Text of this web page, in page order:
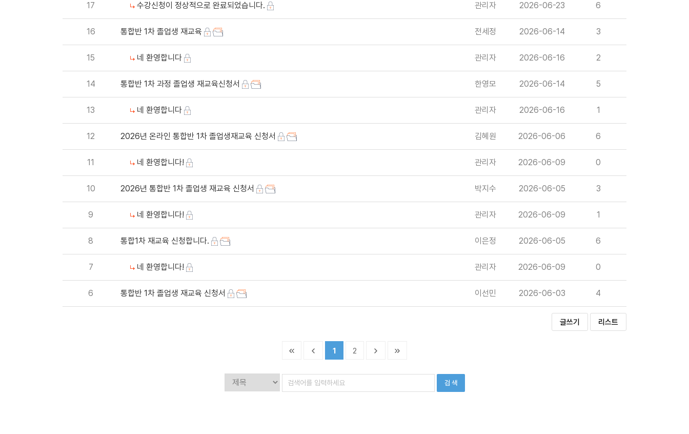
17 수강신청이 정상적으로 완료되었습니다. 관리자 2026-06-23 6
16 통합반 1차 졸업생 재교육 전세정 2026-06-14 3
15 네 환영합니다 관리자 2026-06-16 2
14 통합반 1차 과정 졸업생 재교육신청서 한영모 2026-06-14 5
13 네 환영합니다 관리자 2026-06-16 1
12 2026년 온라인 통합반 1차 졸업생재교육 신청서 김혜원 2026-06-06 6
11 네 환영합니다! 관리자 2026-06-09 0
10 2026년 통합반 1차 졸업생 재교육 신청서 박지수 2026-06-05 3
9 네 환영합니다! 관리자 2026-06-09 1
8 통합1차 재교육 신청합니다. 이은정 2026-06-05 6
7 네 환영합니다! 관리자 2026-06-09 0
6 통합반 1차 졸업생 재교육 신청서 이선민 2026-06-03 4
글쓰기 리스트
1 2
검 색